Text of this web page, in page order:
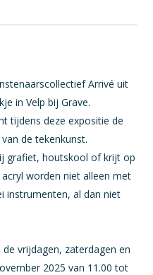
Arrivé uit
in Velp bij Grave.
tijdens deze expositie de
de tekenkunst.
grafiet, houtskool of krijt op
worden niet alleen met
instrumenten, al dan niet
vrijdagen, zaterdagen en
2025 van 11.00 tot